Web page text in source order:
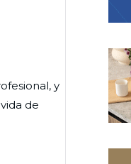
y
de